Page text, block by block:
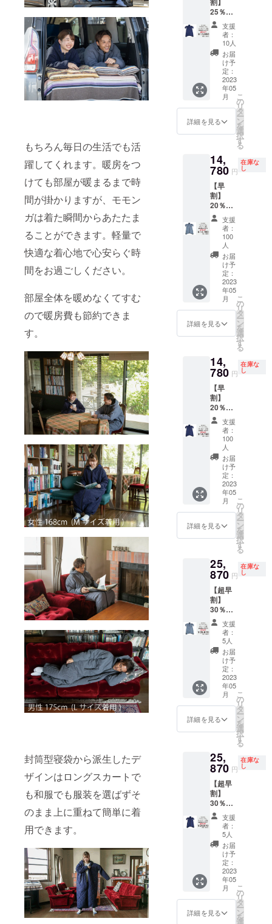
もちろん毎日の生活でも活
躍してくれます。暖房をつ
けても部屋が暖まるまで時
間が掛かりますが、モモン
ガは着た瞬間からあたたま
ることができます。軽量で
快適な着心地で心安らぐ時
間をお過ごしください。
部屋全体を暖めなくてすむ
ので暖房費も節約できま
す。
封筒型寝袋から派生したデ
ザインはロングスカートで
も和服でも服装を選ばずそ
のまま上に重ねて簡単に着
用できます。
25％オ
フ モ
モン
ガ・ネ
イビー
１枚
「一般
販売価
18,480
円の
25％オ
フ」
支援
者：
10人
お届
け予
定：
2023
年05
月
詳細を見る
こ
の
リ
タ
ー
ン
を
選
択
す
る
14,
780 円
在庫な
し
【早
割】
20％オ
フ モ
モン
ガ・グ
レー１
枚 「一
般販売
価格
18,480
円の
20％オ
フ」
支援
者：
100
人
お届
け予
定：
2023
年05
月
詳細を見る
こ
の
リ
タ
ー
ン
を
選
択
す
る
14,
780 円
在庫な
し
【早
割】
20％オ
フ モ
モン
ガ・ネ
イビー
１枚
「一般
販売価
18,480
円の
20％オ
フ」
支援
者：
100
人
お届
け予
定：
2023
年05
月
詳細を見る
こ
の
リ
タ
ー
ン
を
選
択
す
る
25,
870 円
在庫な
し
【超早
割】
30％オ
フ モ
モン
ガ・グ
レー２
枚セッ
ト 「一
般販売
価格
36,960
円の
30％オ
フ」
支援
者：
5人
お届
け予
定：
2023
年05
月
詳細を見る
こ
の
リ
タ
ー
ン
を
選
択
す
る
25,
870 円
在庫な
し
【超早
割】
30％オ
フ モ
モン
ガ・ネ
イビー
２枚
セット
「一般
販売価
36,960
円の
30％オ
支援
者：
5人
お届
け予
定：
2023
年05
月
詳細を見る
こ
の
リ
タ
ー
ン
を